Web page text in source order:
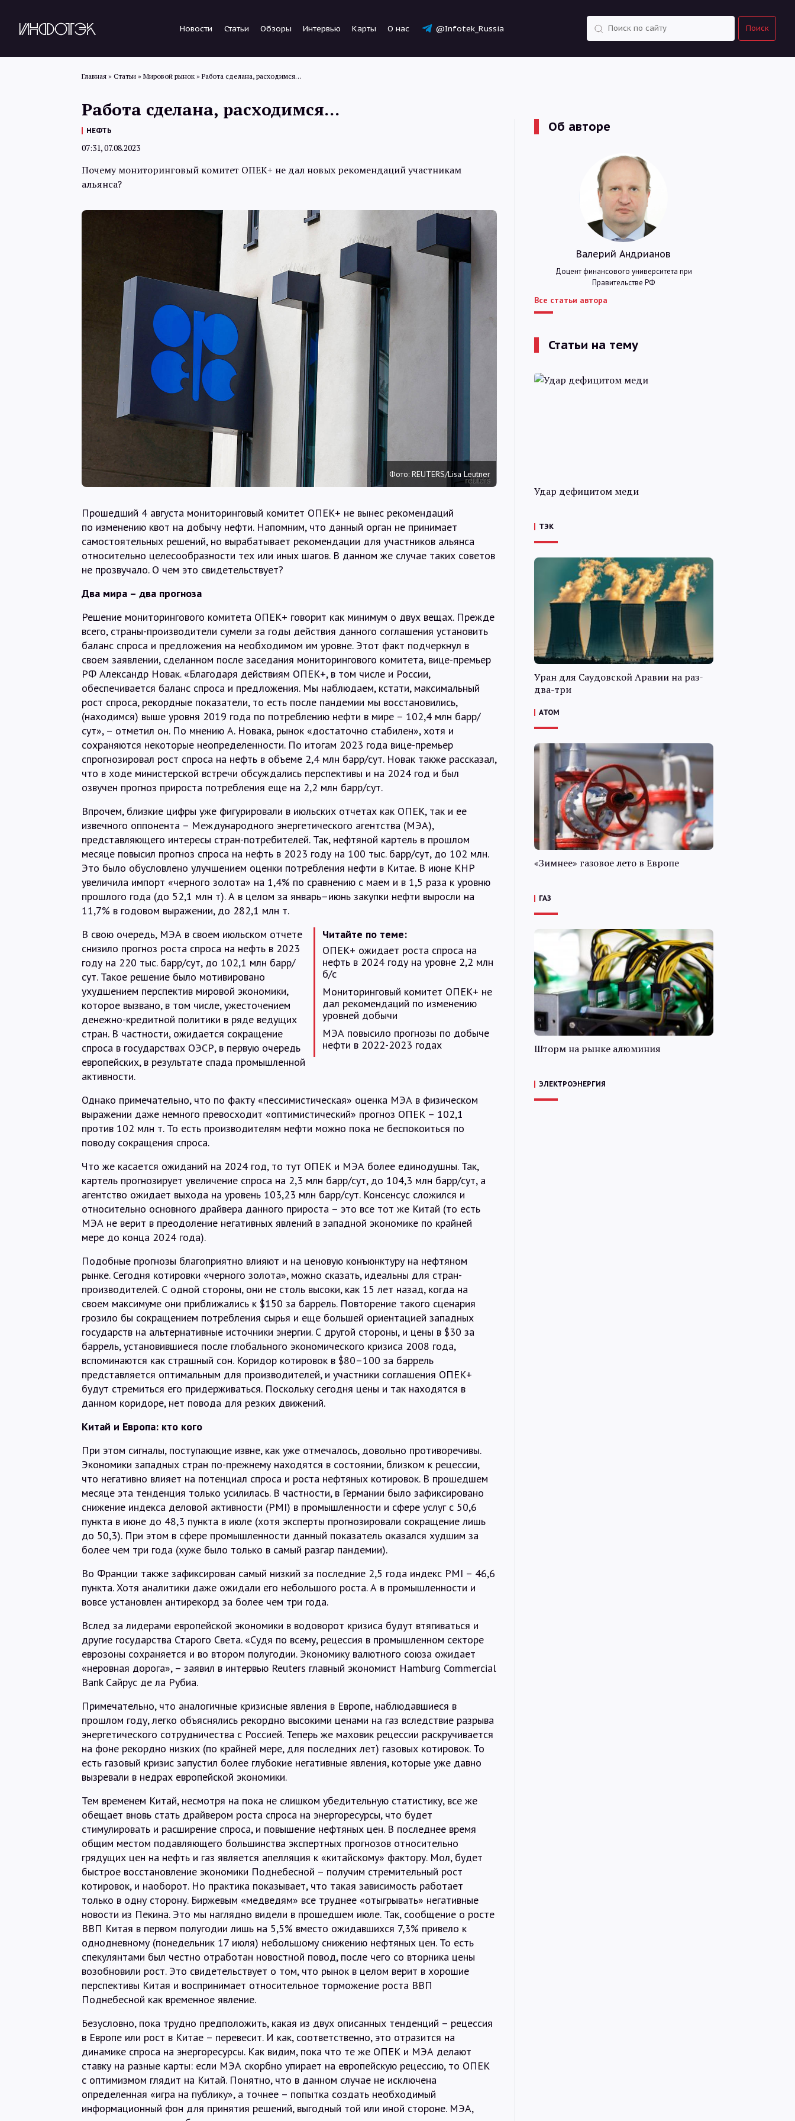
Новости Статьи Обзоры Интервью Карты О нас @Infotek_Russia Поиск
Обзоры
Интервью
Карты
@Infotek_Russia
Главная » Статьи » Мировой рынок » Работа сделана, расходимся…
Работа сделана, расходимся…
НЕФТЬ
07:31, 07.08.2023
Почему мониторинговый комитет ОПЕК+ не дал новых рекомендаций участникам
альянса?
Фото: REUTERS/Lisa Leutner
Прошедший 4 августа мониторинговый комитет ОПЕК+ не вынес рекомендаций
по изменению квот на добычу нефти. Напомним, что данный орган не принимает
самостоятельных решений, но вырабатывает рекомендации для участников альянса
относительно целесообразности тех или иных шагов. В данном же случае таких советов
не прозвучало. О чем это свидетельствует?
Два мира – два прогноза
Решение мониторингового комитета ОПЕК+ говорит как минимум о двух вещах. Прежде
всего, страны-производители сумели за годы действия данного соглашения установить
баланс спроса и предложения на необходимом им уровне. Этот факт подчеркнул в
своем заявлении, сделанном после заседания мониторингового комитета, вице-премьер
РФ Александр Новак. «Благодаря действиям ОПЕК+, в том числе и России,
обеспечивается баланс спроса и предложения. Мы наблюдаем, кстати, максимальный
рост спроса, рекордные показатели, то есть после пандемии мы восстановились,
(находимся) выше уровня 2019 года по потреблению нефти в мире – 102,4 млн барр/
сут», – отметил он. По мнению А. Новака, рынок «достаточно стабилен», хотя и
сохраняются некоторые неопределенности. По итогам 2023 года вице-премьер
спрогнозировал рост спроса на нефть в объеме 2,4 млн барр/сут. Новак также рассказал,
что в ходе министерской встречи обсуждались перспективы и на 2024 год и был
озвучен прогноз прироста потребления еще на 2,2 млн барр/сут.
Впрочем, близкие цифры уже фигурировали в июльских отчетах как ОПЕК, так и ее
извечного оппонента – Международного энергетического агентства (МЭА),
представляющего интересы стран-потребителей. Так, нефтяной картель в прошлом
месяце повысил прогноз спроса на нефть в 2023 году на 100 тыс. барр/сут, до 102 млн.
Это было обусловлено улучшением оценки потребления нефти в Китае. В июне КНР
увеличила импорт «черного золота» на 1,4% по сравнению с маем и в 1,5 раза к уровню
прошлого года (до 52,1 млн т). А в целом за январь–июнь закупки нефти выросли на
11,7% в годовом выражении, до 282,1 млн т.
Читайте по теме:
ОПЕК+ ожидает роста спроса на
нефть в 2024 году на уровне 2,2 млн
б/с
Мониторинговый комитет ОПЕК+ не
дал рекомендаций по изменению
уровней добычи
МЭА повысило прогнозы по добыче
нефти в 2022-2023 годах
В свою очередь, МЭА в своем июльском отчете
снизило прогноз роста спроса на нефть в 2023
году на 220 тыс. барр/сут, до 102,1 млн барр/
сут. Такое решение было мотивировано
ухудшением перспектив мировой экономики,
которое вызвано, в том числе, ужесточением
денежно-кредитной политики в ряде ведущих
стран. В частности, ожидается сокращение
спроса в государствах ОЭСР, в первую очередь
европейских, в результате спада промышленной
активности.
Однако примечательно, что по факту «пессимистическая» оценка МЭА в физическом
выражении даже немного превосходит «оптимистический» прогноз ОПЕК – 102,1
против 102 млн т. То есть производителям нефти можно пока не беспокоиться по
поводу сокращения спроса.
Что же касается ожиданий на 2024 год, то тут ОПЕК и МЭА более единодушны. Так,
картель прогнозирует увеличение спроса на 2,3 млн барр/сут, до 104,3 млн барр/сут, а
агентство ожидает выхода на уровень 103,23 млн барр/сут. Консенсус сложился и
относительно основного драйвера данного прироста – это все тот же Китай (то есть
МЭА не верит в преодоление негативных явлений в западной экономике по крайней
мере до конца 2024 года).
Подобные прогнозы благоприятно влияют и на ценовую конъюнктуру на нефтяном
рынке. Сегодня котировки «черного золота», можно сказать, идеальны для стран-
производителей. С одной стороны, они не столь высоки, как 15 лет назад, когда на
своем максимуме они приближались к $150 за баррель. Повторение такого сценария
грозило бы сокращением потребления сырья и еще большей ориентацией западных
государств на альтернативные источники энергии. С другой стороны, и цены в $30 за
баррель, установившиеся после глобального экономического кризиса 2008 года,
вспоминаются как страшный сон. Коридор котировок в $80–100 за баррель
представляется оптимальным для производителей, и участники соглашения ОПЕК+
будут стремиться его придерживаться. Поскольку сегодня цены и так находятся в
данном коридоре, нет повода для резких движений.
Китай и Европа: кто кого
При этом сигналы, поступающие извне, как уже отмечалось, довольно противоречивы.
Экономики западных стран по-прежнему находятся в состоянии, близком к рецессии,
что негативно влияет на потенциал спроса и роста нефтяных котировок. В прошедшем
месяце эта тенденция только усилилась. В частности, в Германии было зафиксировано
снижение индекса деловой активности (PMI) в промышленности и сфере услуг с 50,6
пункта в июне до 48,3 пункта в июле (хотя эксперты прогнозировали сокращение лишь
до 50,3). При этом в сфере промышленности данный показатель оказался худшим за
более чем три года (хуже было только в самый разгар пандемии).
Во Франции также зафиксирован самый низкий за последние 2,5 года индекс PMI – 46,6
пункта. Хотя аналитики даже ожидали его небольшого роста. А в промышленности и
вовсе установлен антирекорд за более чем три года.
Вслед за лидерами европейской экономики в водоворот кризиса будут втягиваться и
другие государства Старого Света. «Судя по всему, рецессия в промышленном секторе
еврозоны сохраняется и во втором полугодии. Экономику валютного союза ожидает
«неровная дорога», – заявил в интервью Reuters главный экономист Hamburg Commercial
Bank Сайрус де ла Рубиа.
Примечательно, что аналогичные кризисные явления в Европе, наблюдавшиеся в
прошлом году, легко объяснялись рекордно высокими ценами на газ вследствие разрыва
энергетического сотрудничества с Россией. Теперь же маховик рецессии раскручивается
на фоне рекордно низких (по крайней мере, для последних лет) газовых котировок. То
есть газовый кризис запустил более глубокие негативные явления, которые уже давно
вызревали в недрах европейской экономики.
Тем временем Китай, несмотря на пока не слишком убедительную статистику, все же
обещает вновь стать драйвером роста спроса на энергоресурсы, что будет
стимулировать и расширение спроса, и повышение нефтяных цен. В последнее время
общим местом подавляющего большинства экспертных прогнозов относительно
грядущих цен на нефть и газ является апелляция к «китайскому» фактору. Мол, будет
быстрое восстановление экономики Поднебесной – получим стремительный рост
котировок, и наоборот. Но практика показывает, что такая зависимость работает
только в одну сторону. Биржевым «медведям» все труднее «отыгрывать» негативные
новости из Пекина. Это мы наглядно видели в прошедшем июле. Так, сообщение о росте
ВВП Китая в первом полугодии лишь на 5,5% вместо ожидавшихся 7,3% привело к
однодневному (понедельник 17 июля) небольшому снижению нефтяных цен. То есть
спекулянтами был честно отработан новостной повод, после чего со вторника цены
возобновили рост. Это свидетельствует о том, что рынок в целом верит в хорошие
перспективы Китая и воспринимает относительное торможение роста ВВП
Поднебесной как временное явление.
Безусловно, пока трудно предположить, какая из двух описанных тенденций – рецессия
в Европе или рост в Китае – перевесит. И как, соответственно, это отразится на
динамике спроса на энергоресурсы. Как видим, пока что те же ОПЕК и МЭА делают
ставку на разные карты: если МЭА скорбно упирает на европейскую рецессию, то ОПЕК
с оптимизмом глядит на Китай. Понятно, что в данном случае не исключена
определенная «игра на публику», а точнее – попытка создать необходимый
информационный фон для принятия решений, выгодный той или иной стороне. МЭА,
Об авторе
Валерий Андрианов
Доцент финансового университета при
Правительстве РФ
Все статьи автора
Статьи на тему
Удар дефицитом меди
ТЭК
Уран для Саудовской Аравии на раз-
два-три
АТОМ
«Зимнее» газовое лето в Европе
ГАЗ
Шторм на рынке алюминия
ЭЛЕКТРОЭНЕРГИЯ